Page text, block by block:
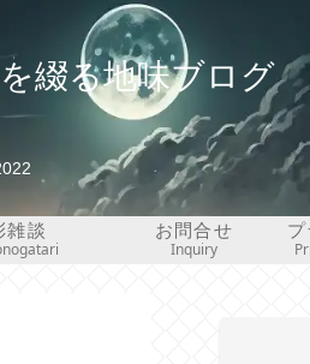
綴る地味ブログ
雑談
お問合せ
Inquiry